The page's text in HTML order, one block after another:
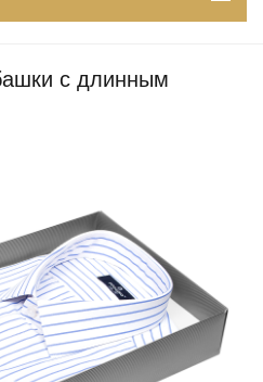
с длинным